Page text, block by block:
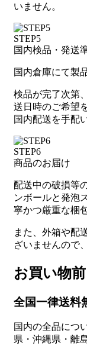
いません。
STEP5
国内検品・発送
国内倉庫にて製
検品が完了次第
送日時のご希望
国内配送を手配
STEP6
商品のお届け
配送中の破損等
ンボールと発泡
寧かつ厳重な梱
また、外箱や配
ざいませんので
お買い物
全国一律送料
国内の全品につ
県・沖縄県・離